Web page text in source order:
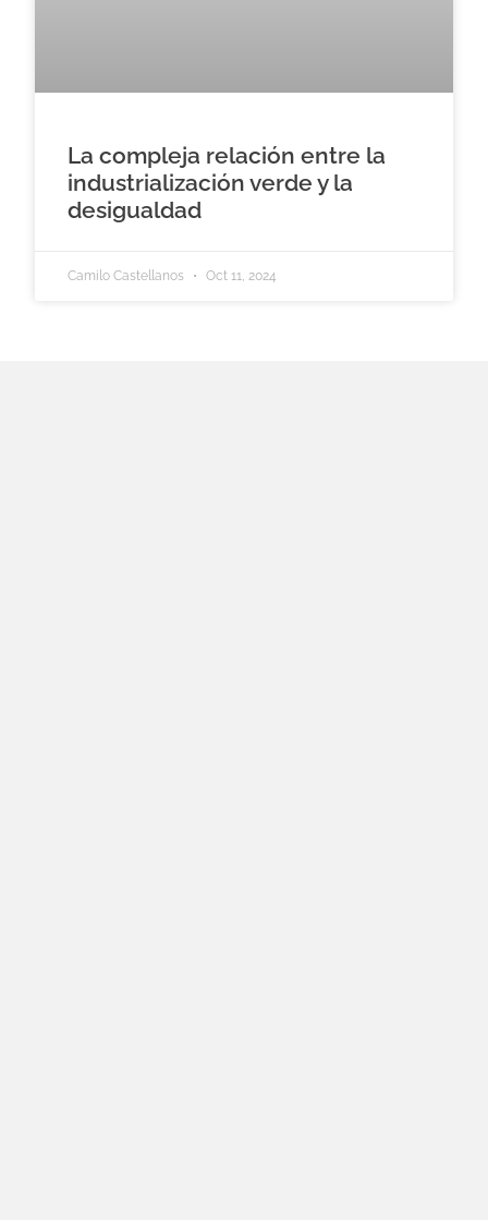
La compleja relación entre la
industrialización verde y la
desigualdad
Camilo Castellanos Oct 11, 2024